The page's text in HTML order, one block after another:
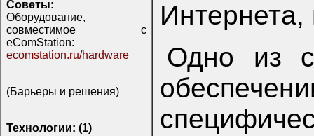
Советы:
Оборудование,
совместимое с
eComStation:
ecomstation.ru/hardware
(Барьеры и решения)
Технологии: (1)
Интернета,
Одно из